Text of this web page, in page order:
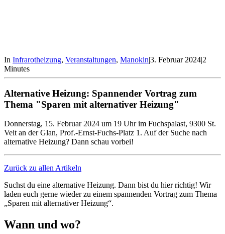
In Infrarotheizung, Veranstaltungen, Manokin|3. Februar 2024|2
Minutes
Alternative Heizung: Spannender Vortrag zum
Thema "Sparen mit alternativer Heizung"
Donnerstag, 15. Februar 2024 um 19 Uhr im Fuchspalast, 9300 St.
Veit an der Glan, Prof.-Ernst-Fuchs-Platz 1. Auf der Suche nach
alternative Heizung? Dann schau vorbei!
Zurück zu allen Artikeln
Suchst du eine alternative Heizung. Dann bist du hier richtig! Wir
laden euch gerne wieder zu einem spannenden Vortrag zum Thema
„Sparen mit alternativer Heizung“.
Wann und wo?